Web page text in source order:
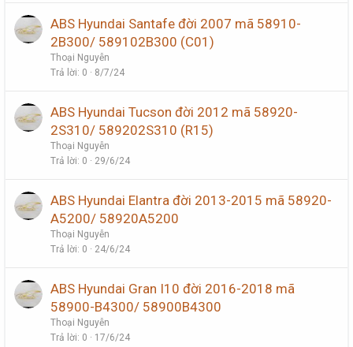
ABS Hyundai Santafe đời 2007 mã 58910-
2B300/ 589102B300 (C01)
Thoại Nguyễn
Trả lời 0 8/7/24
ABS Hyundai Tucson đời 2012 mã 58920-
2S310/ 589202S310 (R15)
Thoại Nguyễn
Trả lời 0 29/6/24
ABS Hyundai Elantra đời 2013-2015 mã 58920-
A5200/ 58920A5200
Thoại Nguyễn
Trả lời 0 24/6/24
ABS Hyundai Gran I10 đời 2016-2018 mã
58900-B4300/ 58900B4300
Thoại Nguyễn
Trả lời 0 17/6/24